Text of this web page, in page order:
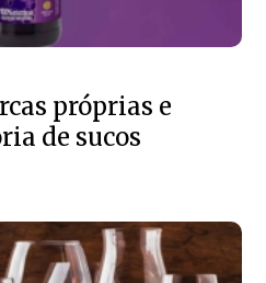
próprias e
de sucos